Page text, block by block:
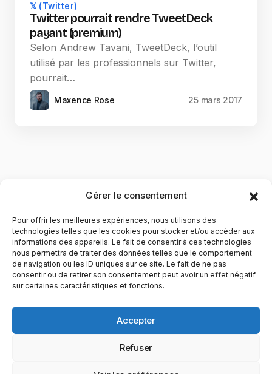
Gérer le consentement
Pour offrir les meilleures expériences, nous utilisons des
technologies telles que les cookies pour stocker et/ou accéder aux
informations des appareils. Le fait de consentir à ces technologies
nous permettra de traiter des données telles que le comportement
de navigation ou les ID uniques sur ce site. Le fait de ne pas
consentir ou de retirer son consentement peut avoir un effet négatif
sur certaines caractéristiques et fonctions.
Accepter
Refuser
𝕏 (Twitter)
Twitter pourrait rendre TweetDeck
payant (premium)
Selon Andrew Tavani, TweetDeck, l’outil
utilisé par les professionnels sur Twitter,
pourrait…
Maxence Rose 25 mars 2017
YubiGeek est un média français dédié aux nouvelles
technologies, à la culture geek et au numérique. Fondé par
actualités, guides, tests et analyses autour de l’innovation,
du web, du gaming et de la science, avec une approche